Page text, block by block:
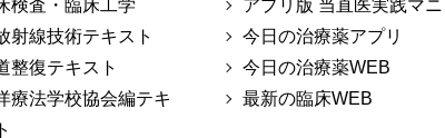
検査・臨床工学
射線技術テキスト
整復テキスト
療法学校協会編テキ
アプリ版 当直医実践マ
今日の治療薬アプリ
今日の治療薬WEB
最新の臨床WEB